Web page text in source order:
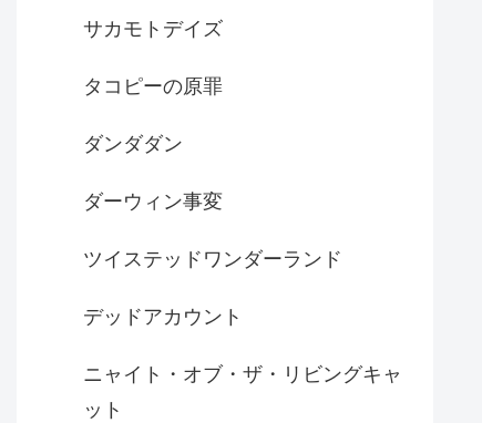
サカモトデイズ
タコピーの原罪
ダンダダン
ダーウィン事変
ツイステッドワンダーランド
デッドアカウント
ニャイト・オブ・ザ・リビングキャ
ット